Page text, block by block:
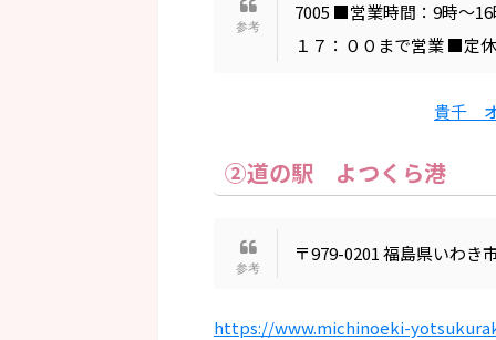
7005 ■営業時間：9時～
１７：００まで営業 ■定
貴千
②道の駅 よつくら港
〒979-0201 福島県いわき
https://www.michinoeki-